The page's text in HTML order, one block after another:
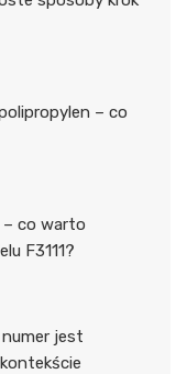
– co
– co warto
F3111?
jest